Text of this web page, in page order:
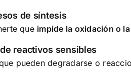
de síntesis
que impide la oxidación o
reactivos sensibles
pueden degradarse o